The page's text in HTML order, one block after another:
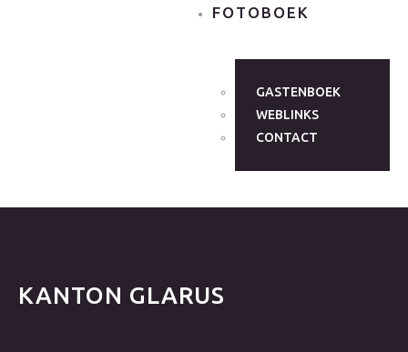
FOTOBOEK
GASTENBOEK
WEBLINKS
CONTACT
KANTON GLARUS